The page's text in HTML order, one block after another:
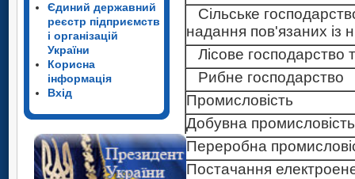
Єдиний державний
реєстр підприємств
і організацій
України
Корисна
інформація
Вхід
Сільське
надання пов'язаних із
Лісове господарство
Рибне господарство
Промисловість
Добувна
Переробна
Постачання
Усього
Сільське, лісове та
Сільське
надання пов'язаних
Лісове господарство
Рибне господарство
Промисловість
Усього
Сільське, лісове та
Сільське
надання пов'язаних із
Лісове господарство